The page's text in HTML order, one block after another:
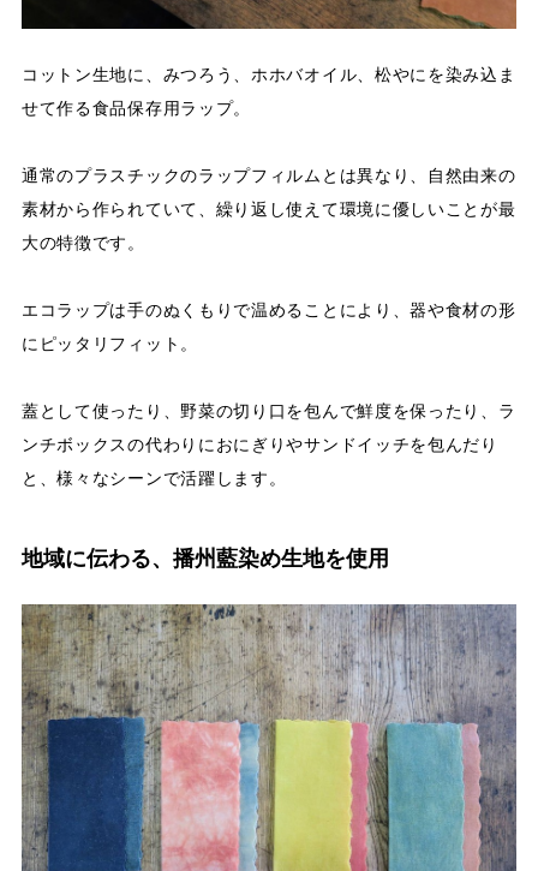
コットン生地に、みつろう、ホホバオイル、松やにを染み込ま
せて作る食品保存用ラップ。
通常のプラスチックのラップフィルムとは異なり、自然由来の
素材から作られていて、繰り返し使えて環境に優しいことが最
大の特徴です。
エコラップは手のぬくもりで温めることにより、器や食材の形
にピッタリフィット。
蓋として使ったり、野菜の切り口を包んで鮮度を保ったり、ラ
ンチボックスの代わりにおにぎりやサンドイッチを包んだり
と、様々なシーンで活躍します。
地域に伝わる、播州藍染め生地を使用